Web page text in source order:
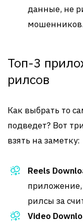
данные, не
мошенников.
Топ-3
рилсов
Как выбрать то
подведет? Вот
взять на заметку:
Reels
приложение,
рилсы за
Video